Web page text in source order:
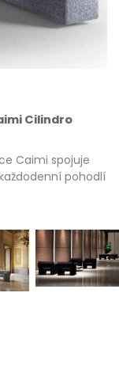
Cilindro
Caimi spojuje
pohodlí